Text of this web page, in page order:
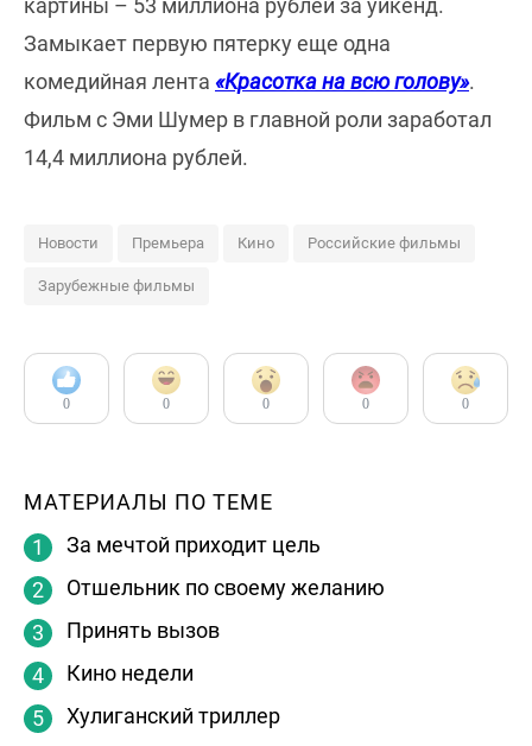
картины – 53 миллиона рублей за уикенд.
Замыкает первую пятерку еще одна
комедийная лента «Красотка на всю голову».
Фильм с Эми Шумер в главной роли заработал
14,4 миллиона рублей.
Новости Премьера Кино Российские фильмы
Зарубежные фильмы
0 0 0 0 0
МАТЕРИАЛЫ ПО ТЕМЕ
За мечтой приходит цель
Отшельник по своему желанию
Принять вызов
Кино недели
Хулиганский триллер